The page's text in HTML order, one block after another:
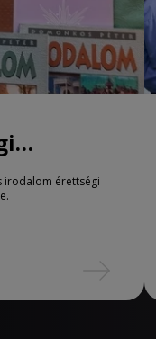
irodalom érettségi